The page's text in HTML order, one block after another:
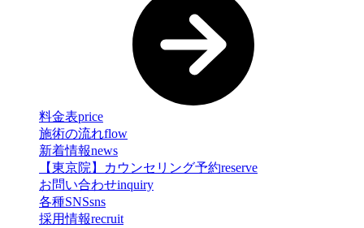
料金表price
施術の流れflow
新着情報news
【東京院】カウンセリング予約reserve
お問い合わせinquiry
各種SNSsns
採用情報recruit